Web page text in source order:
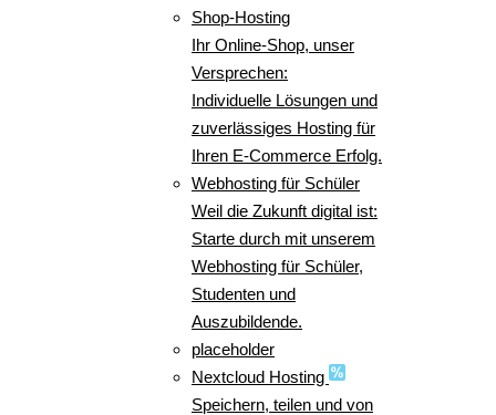
Shop-Hosting
Ihr Online-Shop, unser
Versprechen:
Individuelle Lösungen und
zuverlässiges Hosting für
Ihren E-Commerce Erfolg.
Webhosting für Schüler
Weil die Zukunft digital ist:
Starte durch mit unserem
Webhosting für Schüler,
Studenten und
Auszubildende.
placeholder
Nextcloud Hosting
Speichern, teilen und von